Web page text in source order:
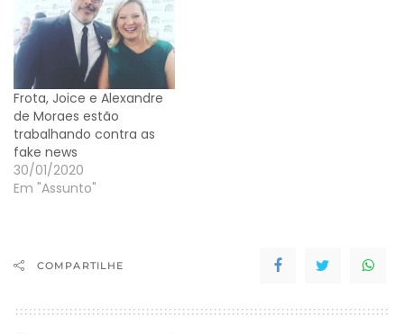
Ratinho Júnior (PSC),
aproveita para por lenha
na fogueira:
"@chikjeitoso Sei que
meu pai ti deve, não
sabia que erás tão…
Frota, Joice e Alexandre
de Moraes estão
trabalhando contra as
fake news
30/01/2020
Em "Assunto"
COMPARTILHE